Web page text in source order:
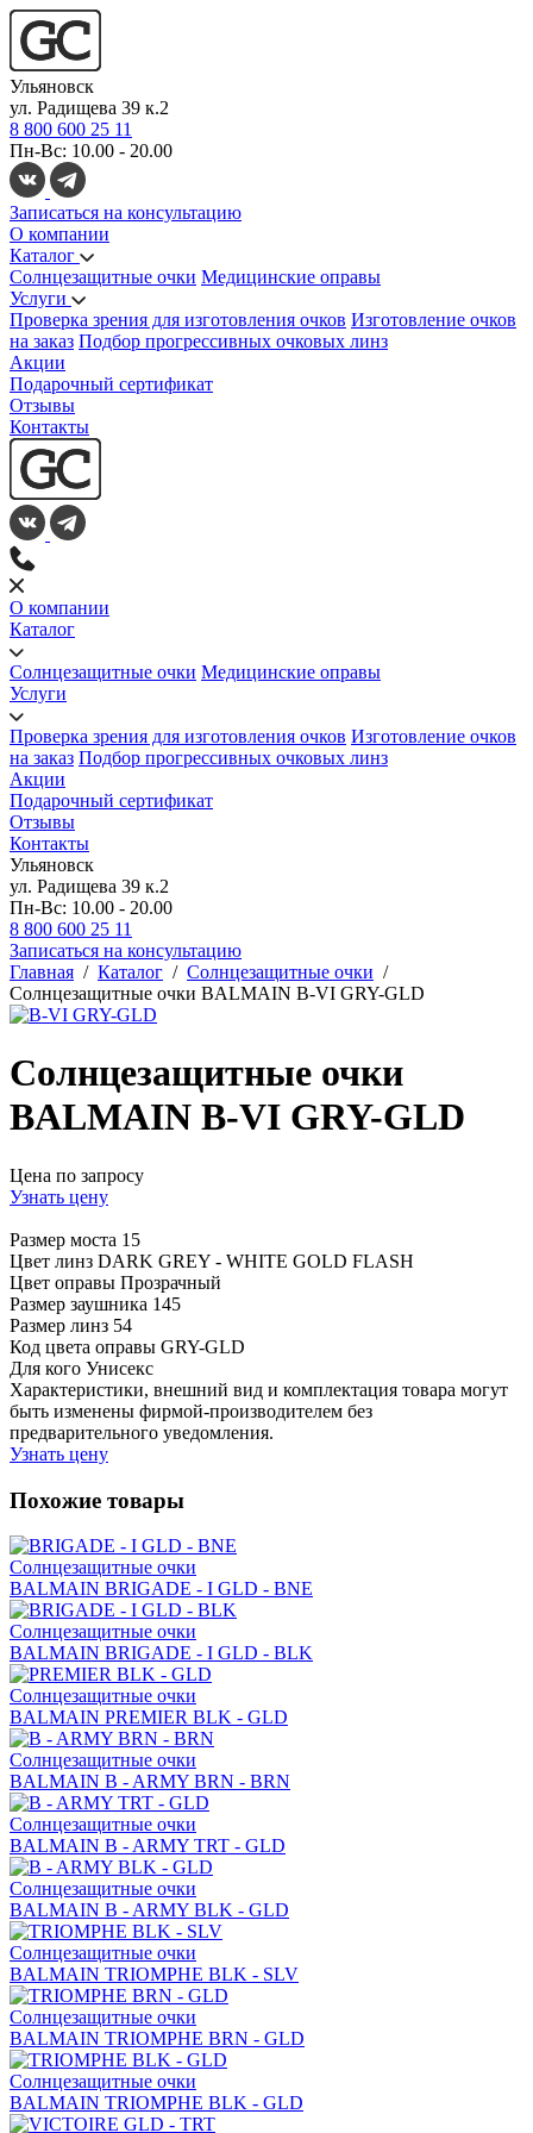
Ульяновск
ул. Радищева 39 к.2
8 800 600 25 11
Пн-Вс: 10.00 - 20.00
Записаться на консультацию
О компании
Каталог
Солнцезащитные очки Медицинские оправы
Услуги
Проверка зрения для изготовления очков Изготовление очков
на заказ Подбор прогрессивных очковых линз
Акции
Подарочный сертификат
Отзывы
Контакты
О компании
Каталог
Солнцезащитные очки Медицинские оправы
Услуги
Проверка зрения для изготовления очков Изготовление очков
на заказ Подбор прогрессивных очковых линз
Акции
Подарочный сертификат
Отзывы
Контакты
Ульяновск
ул. Радищева 39 к.2
Пн-Вс: 10.00 - 20.00
8 800 600 25 11
Записаться на консультацию
Главная / Каталог / Солнцезащитные очки /
Солнцезащитные очки BALMAIN B-VI GRY-GLD
Солнцезащитные очки
BALMAIN B-VI GRY-GLD
Цена по запросу
Узнать цену
Размер моста 15
Цвет линз DARK GREY - WHITE GOLD FLASH
Цвет оправы Прозрачный
Размер заушника 145
Размер линз 54
Код цвета оправы GRY-GLD
Для кого Унисекс
Характеристики, внешний вид и комплектация товара могут
быть изменены фирмой-производителем без
предварительного уведомления.
Узнать цену
Похожие товары
Солнцезащитные очки
BALMAIN BRIGADE - I GLD - BNE
Солнцезащитные очки
BALMAIN BRIGADE - I GLD - BLK
Солнцезащитные очки
BALMAIN PREMIER BLK - GLD
Солнцезащитные очки
BALMAIN B - ARMY BRN - BRN
Солнцезащитные очки
BALMAIN B - ARMY TRT - GLD
Солнцезащитные очки
BALMAIN B - ARMY BLK - GLD
Солнцезащитные очки
BALMAIN TRIOMPHE BLK - SLV
Солнцезащитные очки
BALMAIN TRIOMPHE BRN - GLD
Солнцезащитные очки
BALMAIN TRIOMPHE BLK - GLD